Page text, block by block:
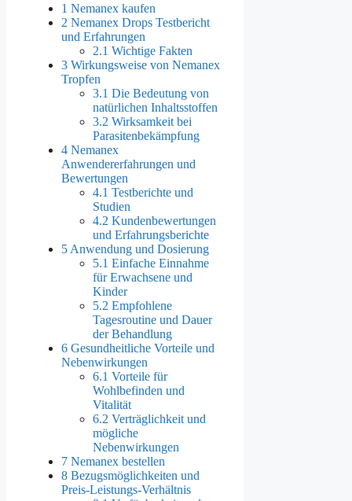
1 Nemanex kaufen
2 Nemanex Drops Testbericht
und Erfahrungen
2.1 Wichtige Fakten
3 Wirkungsweise von Nemanex
Tropfen
3.1 Die Bedeutung von
natürlichen Inhaltsstoffen
3.2 Wirksamkeit bei
Parasitenbekämpfung
4 Nemanex
Anwendererfahrungen und
Bewertungen
4.1 Testberichte und
Studien
4.2 Kundenbewertungen
und Erfahrungsberichte
5 Anwendung und Dosierung
5.1 Einfache Einnahme
für Erwachsene und
Kinder
5.2 Empfohlene
Tagesroutine und Dauer
der Behandlung
6 Gesundheitliche Vorteile und
Nebenwirkungen
6.1 Vorteile für
Wohlbefinden und
Vitalität
6.2 Verträglichkeit und
mögliche
Nebenwirkungen
7 Nemanex bestellen
8 Bezugsmöglichkeiten und
Preis-Leistungs-Verhältnis